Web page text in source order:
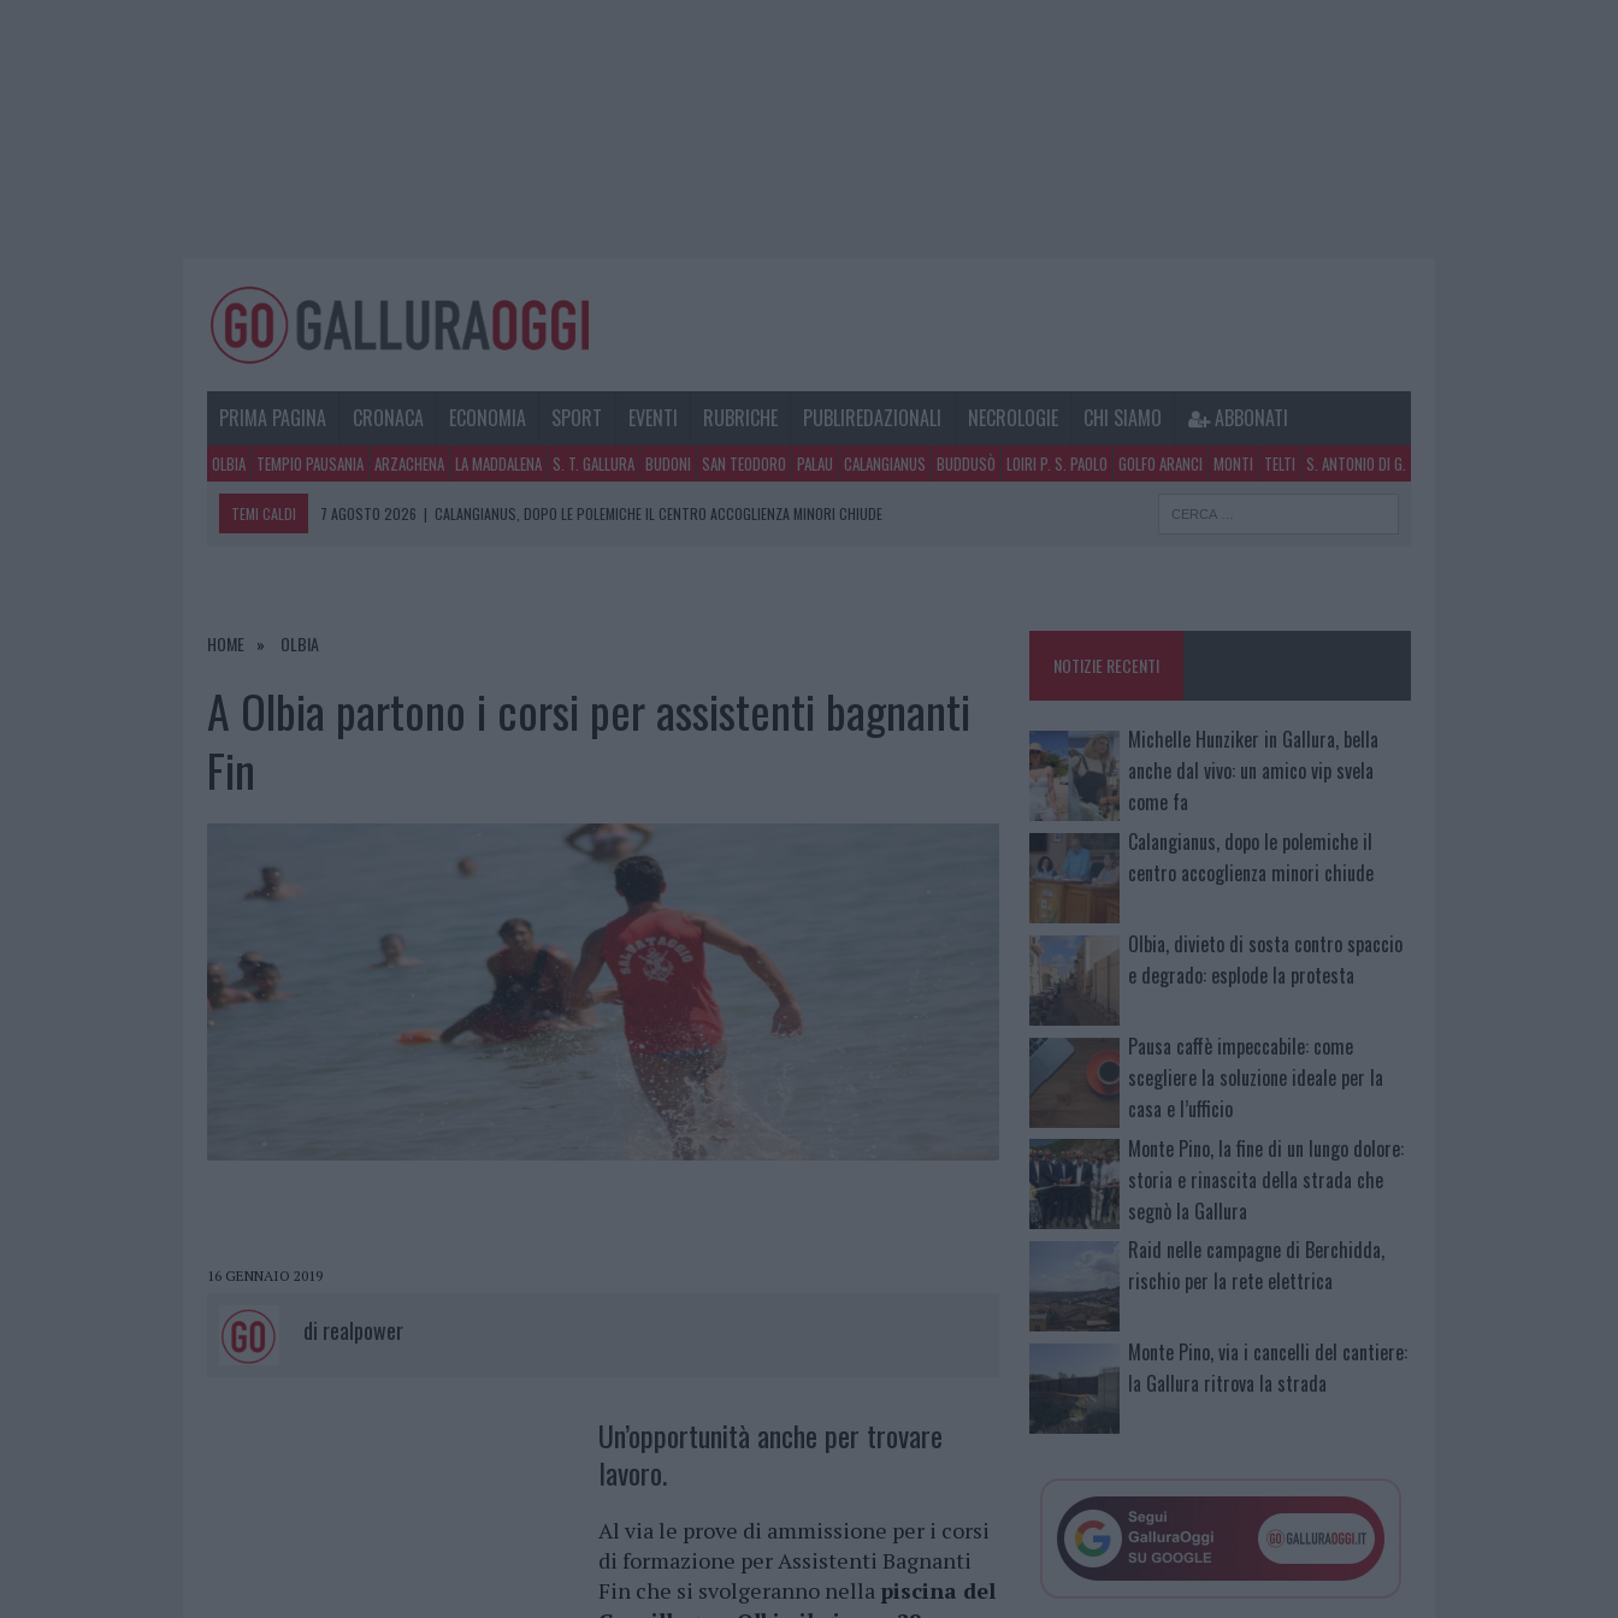
PRIMA PAGINA CRONACA ECONOMIA SPORT EVENTI RUBRICHE PUBLIREDAZIONALI NECROLOGIE CHI SIAMO ABBONATI
OLBIA TEMPIO PAUSANIA ARZACHENA LA MADDALENA S. T. GALLURA BUDONI SAN TEODORO PALAU CALANGIANUS BUDDUSÒ LOIRI P. S. PAOLO GOLFO ARANCI MONTI TELTI S. ANTONIO DI G.
TEMI CALDI 7 AGOSTO 2026 | CALANGIANUS, DOPO LE POLEMICHE IL CENTRO ACCOGLIENZA MINORI CHIUDE
7 AGOSTO 2026
HOME OLBIA
A Olbia partono i corsi per assistenti bagnanti
Fin
16 GENNAIO 2019
di realpower
Un’opportunità anche per trovare
lavoro.
Al via le prove di ammissione per i corsi
di formazione per Assistenti Bagnanti
Fin che si svolgeranno nella piscina del
NOTIZIE RECENTI
Michelle Hunziker in Gallura, bella
anche dal vivo: un amico vip svela
come fa
Calangianus, dopo le polemiche il
centro accoglienza minori chiude
Olbia, divieto di sosta contro spaccio
e degrado: esplode la protesta
Pausa caffè impeccabile: come
scegliere la soluzione ideale per la
casa e l’ufficio
Monte Pino, la fine di un lungo dolore:
storia e rinascita della strada che
segnò la Gallura
Raid nelle campagne di Berchidda,
rischio per la rete elettrica
Monte Pino, via i cancelli del cantiere:
la Gallura ritrova la strada